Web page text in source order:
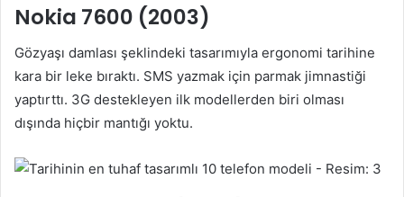
Nokia 7600 (2003)
Gözyaşı damlası şeklindeki tasarımıyla ergonomi tarihine
kara bir leke bıraktı. SMS yazmak için parmak jimnastiği
yaptırttı. 3G destekleyen ilk modellerden biri olması
dışında hiçbir mantığı yoktu.